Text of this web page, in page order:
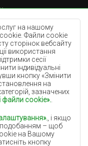
на нашому
Файли cookie
сторінок вебсайту
використання
сесії
індивідуальні
кнопку «Змінити
на
зазначених
файли cookie».
, і якщо
– щоб
на Вашому
кнопку